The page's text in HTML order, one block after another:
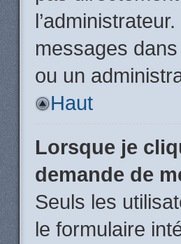
messages
ou un
Haut
Lorsque je
demande de
Seuls les
le formulaire